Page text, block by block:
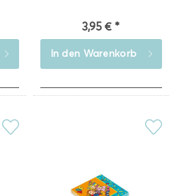
3,95 € *
In den Warenkorb